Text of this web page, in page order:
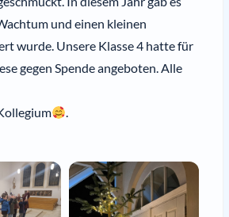
und einen kleinen
wurde. Unsere Klasse 4 hatte für
gegen Spende angeboten. Alle
.